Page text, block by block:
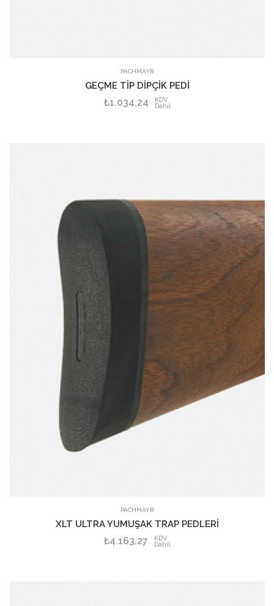
PACHMAYR
GEÇME TİP DİPÇİK PEDİ
₺1.034,24 KDV
Dahil
PACHMAYR
XLT ULTRA YUMUŞAK TRAP PEDLERİ
₺4.163,27 KDV
Dahil